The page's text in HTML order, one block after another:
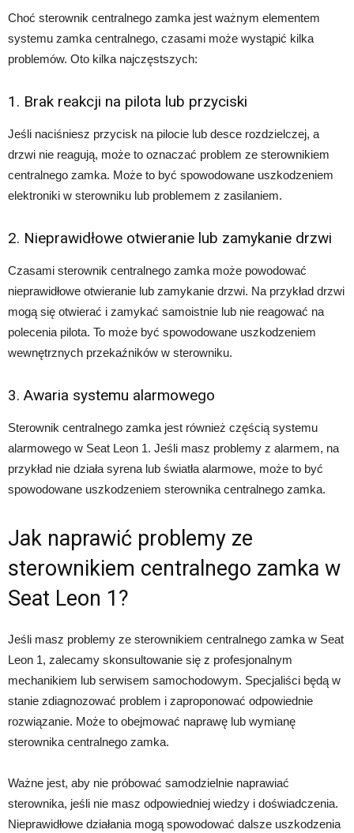
Choć sterownik centralnego zamka jest ważnym elementem
systemu zamka centralnego, czasami może wystąpić kilka
problemów. Oto kilka najczęstszych:
1. Brak reakcji na pilota lub przyciski
Jeśli naciśniesz przycisk na pilocie lub desce rozdzielczej, a
drzwi nie reagują, może to oznaczać problem ze sterownikiem
centralnego zamka. Może to być spowodowane uszkodzeniem
elektroniki w sterowniku lub problemem z zasilaniem.
2. Nieprawidłowe otwieranie lub zamykanie drzwi
Czasami sterownik centralnego zamka może powodować
nieprawidłowe otwieranie lub zamykanie drzwi. Na przykład drzwi
mogą się otwierać i zamykać samoistnie lub nie reagować na
polecenia pilota. To może być spowodowane uszkodzeniem
wewnętrznych przekaźników w sterowniku.
3. Awaria systemu alarmowego
Sterownik centralnego zamka jest również częścią systemu
alarmowego w Seat Leon 1. Jeśli masz problemy z alarmem, na
przykład nie działa syrena lub światła alarmowe, może to być
spowodowane uszkodzeniem sterownika centralnego zamka.
Jak naprawić problemy ze
sterownikiem centralnego zamka w
Seat Leon 1?
Jeśli masz problemy ze sterownikiem centralnego zamka w Seat
Leon 1, zalecamy skonsultowanie się z profesjonalnym
mechanikiem lub serwisem samochodowym. Specjaliści będą w
stanie zdiagnozować problem i zaproponować odpowiednie
rozwiązanie. Może to obejmować naprawę lub wymianę
sterownika centralnego zamka.
Ważne jest, aby nie próbować samodzielnie naprawiać
sterownika, jeśli nie masz odpowiedniej wiedzy i doświadczenia.
Nieprawidłowe działania mogą spowodować dalsze uszkodzenia